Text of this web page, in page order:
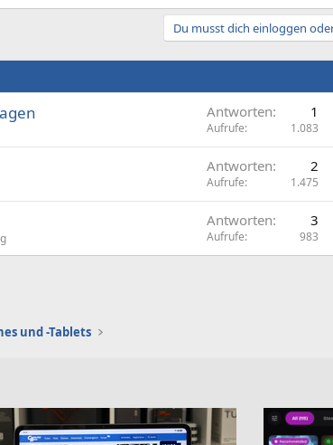
Du musst dich einloggen
Antworten 1
Aufrufe 1.083
Antworten 2
Aufrufe 1.475
Antworten 3
Aufrufe 983
und -Tablets